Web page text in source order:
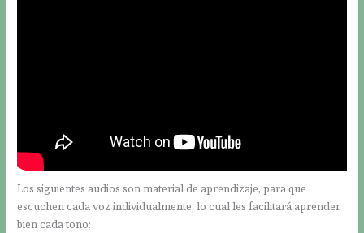
Los siguientes audios son material de aprendizaje, para que
escuchen cada voz individualmente, lo cual les facilitará aprender
bien cada tono: